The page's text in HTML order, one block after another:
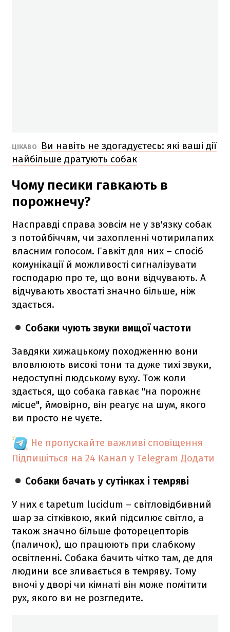
ЦІКАВО
Ви навіть не здогадуєтесь: які ваші дії
найбільше дратують собак
Чому песики гавкають в
порожнечу?
Насправді справа зовсім не у зв'язку собак
з потойбіччям, чи захопленні чотирилапих
власним голосом. Гавкіт для них – спосіб
комунікації й можливості сигналізувати
господарю про те, що вони відчувають. А
відчувають хвостаті значно більше, ніж
здається.
Собаки чують звуки вищої частоти
Завдяки хижацькому походженню вони
вловлюють високі тони та дуже тихі звуки,
недоступні людському вуху. Тож коли
здається, що собака гавкає "на порожнє
місце", ймовірно, він реагує на шум, якого
ви просто не чуєте.
Не пропускайте важливі сповіщення
Підпишіться на 24 Канал у Telegram Додати
Собаки бачать у сутінках і темряві
У них є tapetum lucidum – світловідбивний
шар за сітківкою, який підсилює світло, а
також значно більше фоторецепторів
(паличок), що працюють при слабкому
освітленні. Собака бачить чітко там, де для
людини все зливається в темряву. Тому
вночі у дворі чи кімнаті він може помітити
рух, якого ви не розгледите.